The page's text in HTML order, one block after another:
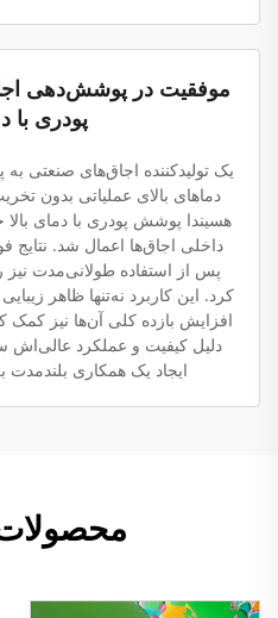
موفقیت در پوشش‌دهی
پودری با
یک تولیدکننده اجاق‌های صنعتی
دماهای بالای عملیاتی بدون
هسیندا پوشش پودری با دمای
داخلی اجاق‌ها اعمال شد. نتایج
پس از استفاده طولانی‌مدت
کرد. این کاربرد نه‌تنها ظاهر
افزایش بازده کلی آن‌ها نیز کمک
دلیل کیفیت و عملکرد عالی‌اش
ایجاد یک همکاری بلندمدت